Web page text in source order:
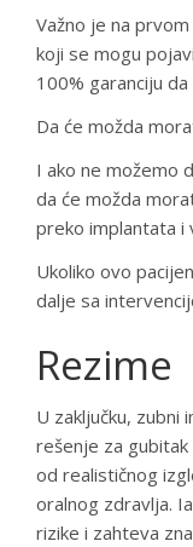
Važno je na
koji se mogu
100% garanciju
Da će možda
I ako ne možemo
da će možda
preko implantata i
Ukoliko ovo
dalje sa
Rezime
U zaključku, zubni
rešenje za
od realističnog
oralnog zdravlja.
rizike i zahteva